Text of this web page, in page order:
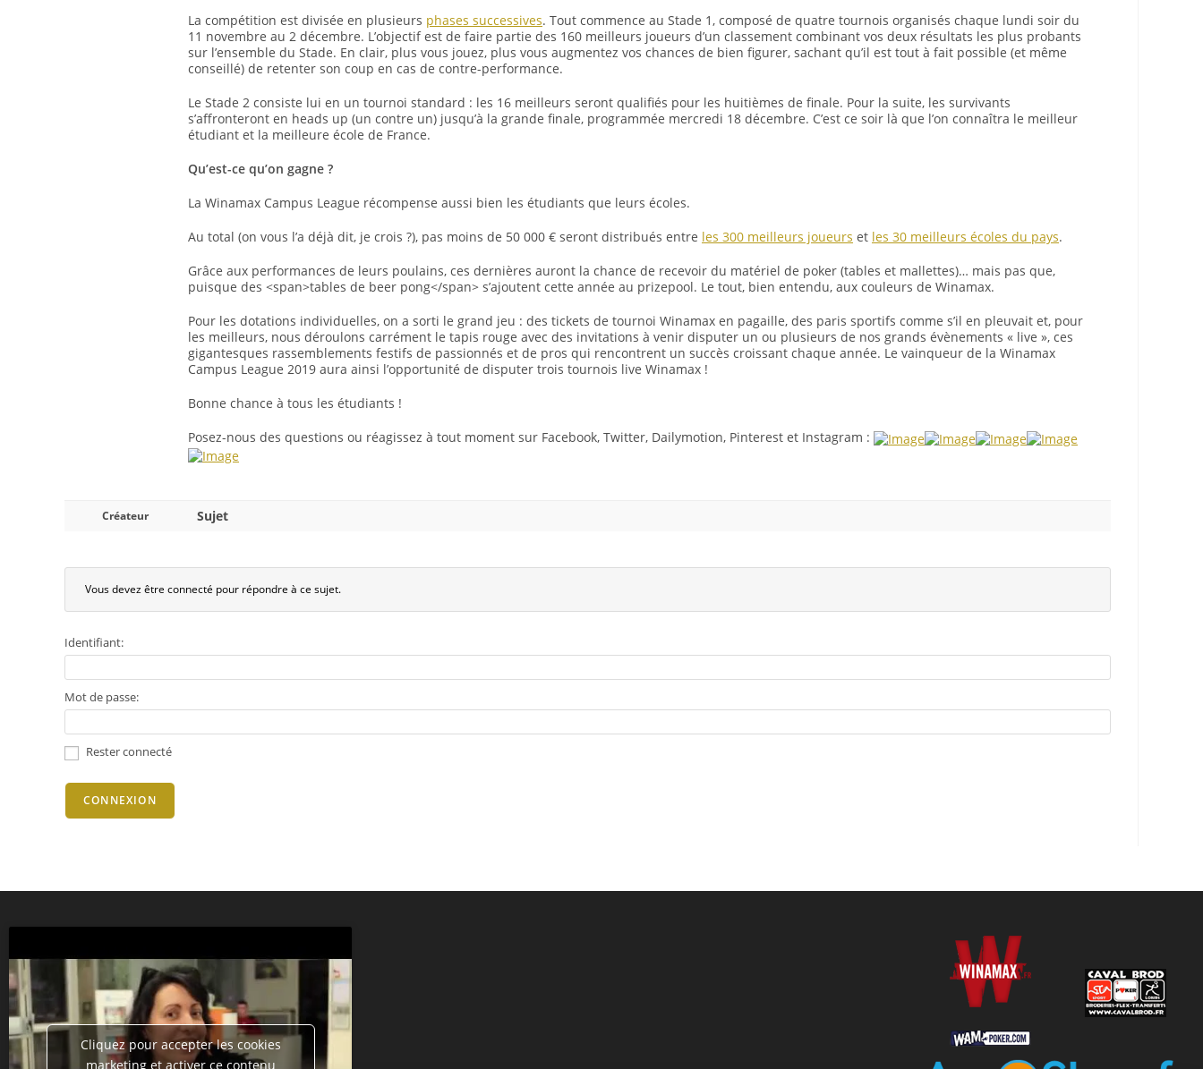
La compétition est divisée en plusieurs phases successives. Tout commence au Stade 1, composé de quatre tournois organisés chaque lundi soir du
11 novembre au 2 décembre. L’objectif est de faire partie des 160 meilleurs joueurs d’un classement combinant vos deux résultats les plus probants
sur l’ensemble du Stade. En clair, plus vous jouez, plus vous augmentez vos chances de bien figurer, sachant qu’il est tout à fait possible (et même
conseillé) de retenter son coup en cas de contre-performance.
Le Stade 2 consiste lui en un tournoi standard : les 16 meilleurs seront qualifiés pour les huitièmes de finale. Pour la suite, les survivants
s’affronteront en heads up (un contre un) jusqu’à la grande finale, programmée mercredi 18 décembre. C’est ce soir là que l’on connaîtra le meilleur
étudiant et la meilleure école de France.
Qu’est-ce qu’on gagne ?
La Winamax Campus League récompense aussi bien les étudiants que leurs écoles.
Au total (on vous l’a déjà dit, je crois ?), pas moins de 50 000 € seront distribués entre les 300 meilleurs joueurs et les 30 meilleurs écoles du pays.
Grâce aux performances de leurs poulains, ces dernières auront la chance de recevoir du matériel de poker (tables et mallettes)… mais pas que,
puisque des <span>tables de beer pong</span> s’ajoutent cette année au prizepool. Le tout, bien entendu, aux couleurs de Winamax.
Pour les dotations individuelles, on a sorti le grand jeu : des tickets de tournoi Winamax en pagaille, des paris sportifs comme s’il en pleuvait et, pour
les meilleurs, nous déroulons carrément le tapis rouge avec des invitations à venir disputer un ou plusieurs de nos grands évènements « live », ces
gigantesques rassemblements festifs de passionnés et de pros qui rencontrent un succès croissant chaque année. Le vainqueur de la Winamax
Campus League 2019 aura ainsi l’opportunité de disputer trois tournois live Winamax !
Bonne chance à tous les étudiants !
Posez-nous des questions ou réagissez à tout moment sur Facebook, Twitter, Dailymotion, Pinterest et Instagram :
Créateur Sujet
Vous devez être connecté pour répondre à ce sujet.
Identifiant:
Mot de passe:
Rester connecté
CONNEXION
Cliquez pour accepter les cookies
marketing et activer ce contenu